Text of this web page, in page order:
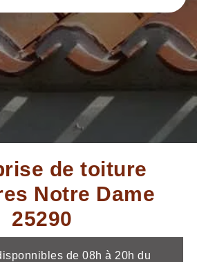
de toiture
Notre Dame
25290
de 08h à 20h du